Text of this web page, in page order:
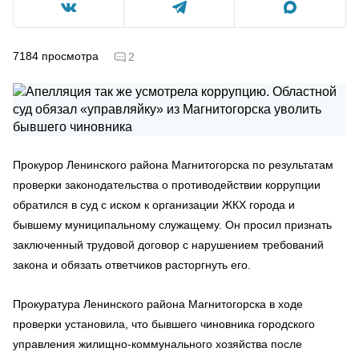
7184 просмотра 2
Прокурор Ленинского района Магнитогорска по результатам
проверки законодательства о противодействии коррупции
обратился в суд с иском к организации ЖКХ города и
бывшему муниципальному служащему. Он просил признать
заключенный трудовой договор с нарушением требований
закона и обязать ответчиков расторгнуть его.
Прокуратура Ленинского района Магнитогорска в ходе
проверки установила, что бывшего чиновника городского
управления жилищно-коммунального хозяйства после